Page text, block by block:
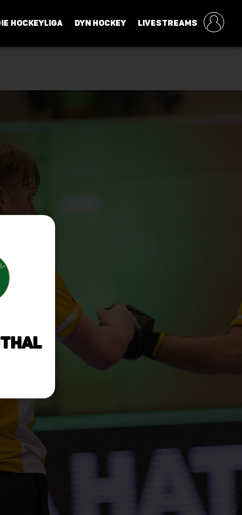
HOCKEYLIGA DYN HOCKEY LIVESTREAMS